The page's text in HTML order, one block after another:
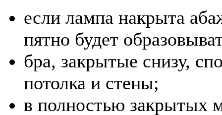
если лампа накрыта
пятно будет
бра, закрытые снизу,
потолка и стены;
в полностью закрытых